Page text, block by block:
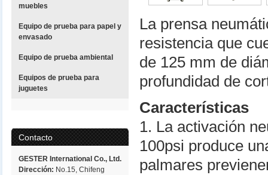
muebles
Equipo de prueba para papel y
envasado
Equipo de prueba ambiental
Equipos de prueba para
juguetes
Contacto
GESTER International Co., Ltd.
Dirección: No.15, Chifeng
La prensa
resistencia que
de 125 mm de
profundidad de
Características
1. La activación
100psi produce
palmares